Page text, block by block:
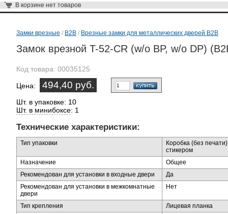
В корзине нет товаров
Замки врезные / B2B / Врезные замки для металлических дверей B2B
Замок врезной T-52-CR (w/o BP, w/o DP)
Код товара: 00035125
Цена: 494,40 руб.
Шт. в упаковке: 10
Шт. в минибоксе: 1
Технические характеристики:
Тип упаковки
Коробка (без
стикером
Назначение
Общее
Рекомендован для установки в входные двери
Да
Рекомендован для установки в межкомнатные
двери
Нет
Тип крепления
Лицевая планка